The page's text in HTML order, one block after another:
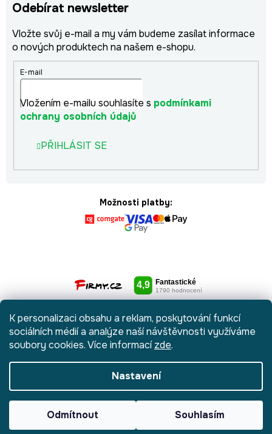
K personalizaci obsahu a reklam, poskytování funkcí
sociálních médií a analýze naší návštěvnosti využíváme
soubory cookies. Více informacízde.
Nastavení
Odmítnout Souhlasím
Odebírat newsletter
Vložte svůj e-mail a my vám budeme zasílat informace
o nových produktech na našem e-shopu.
E-mail
Vložením e-mailu souhlasíte s podmínkami
ochrany osobních údajů
PŘIHLÁSIT SE
Možnosti platby:
Vytvořil Shoptet
Anque Media